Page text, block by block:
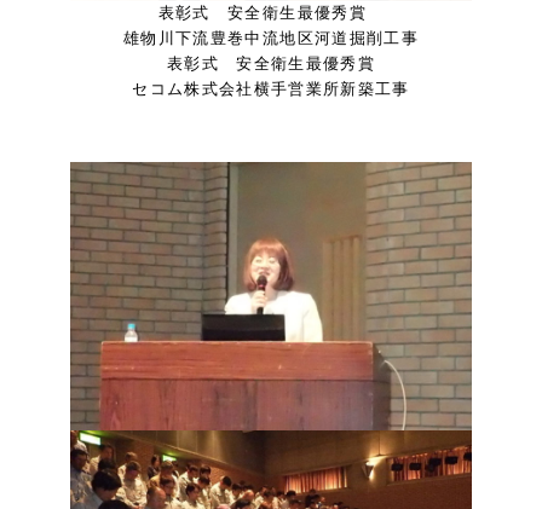
表彰式 安全衛生最優秀賞
雄物川下流豊巻中流地区河道掘削工事
表彰式 安全衛生最優秀賞
セコム株式会社横手営業所新築工事